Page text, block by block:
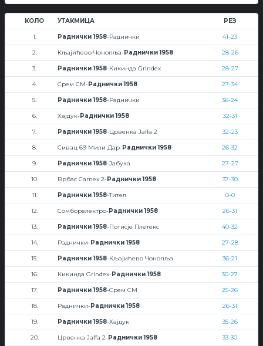
КОЛО УТАКМИЦА РЕЗ
1. Раднички 1958-Раднички 41-23
2. Кљајићево Чонопља-Раднички 1958 28-26
3. Раднички 1958-Кикинда Grindex 28-27
4. Срем СМ-Раднички 1958 27-34
5. Раднички 1958-Раднички 36-24
6. Хајдук-Раднички 1958 32-31
7. Раднички 1958-Црвенка Jaffa 2 32-23
8. Сивац 69 Мили Дар-Раднички 1958 26-32
9. Раднички 1958-Јабука 27-27
10. Врбас Carnex 2-Раднички 1958 37-30
11. Раднички 1958-Тител 0-0
12. Сомборелектро-Раднички 1958 26-31
13. Раднички 1958-Потисје Плетекс 40-32
14. Раднички-Раднички 1958 27-28
15. Раднички 1958-Кљајићево Чонопља 36-21
16. Кикинда Grindex-Раднички 1958 30-27
17. Раднички 1958-Срем СМ 25-26
18. Раднички-Раднички 1958 26-31
19. Раднички 1958-Хајдук 35-26
20. Црвенка Jaffa 2-Раднички 1958 33-30